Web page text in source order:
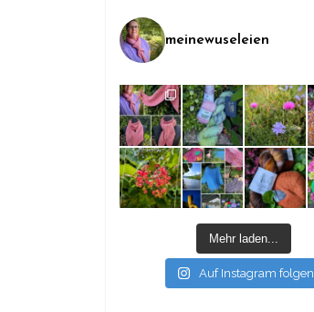
meinewuseleien
Mehr laden...
Auf Instagram folgen